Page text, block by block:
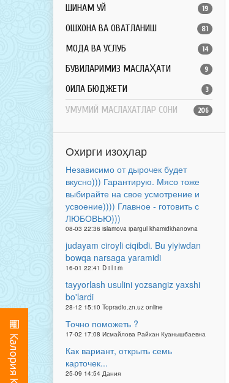
ШИНАМ УЙ 19
ОШХОНА ВА ОВҚАТЛАНИШ 81
МОДА ВА УСЛУБ 14
БУВИЛАРИМИЗ МАСЛАҲАТИ 9
ОИЛА БЮДЖЕТИ 3
УМУМИЙ МАСЛАХАТЛАР СОНИ 206
Охирги изоҳлар
Независимо от дырочек будет
вкусно))) Гарантирую. Мясо тоже
выбирайте на свое усмотрение и
усвоение)))) Главное - готовить с
ЛЮБОВЬЮ)))
08-03 22:36 islamova ipargul khamidkhanovna
judayam ciroyli ciqibdi. Bu yiyiwdan
bowqa narsaga yaramidi
16-01 22:41 D i l i m
tayyorlash usulini yozsangiz yaxshi
bo'lardi
28-12 15:10 Topradio.zn.uz online
Точно поможеть ?
17-02 17:08 Исмайлова Райхан Куанышбаевна
Как вариант, открыть семь
карточек...
25-09 14:54 Дания